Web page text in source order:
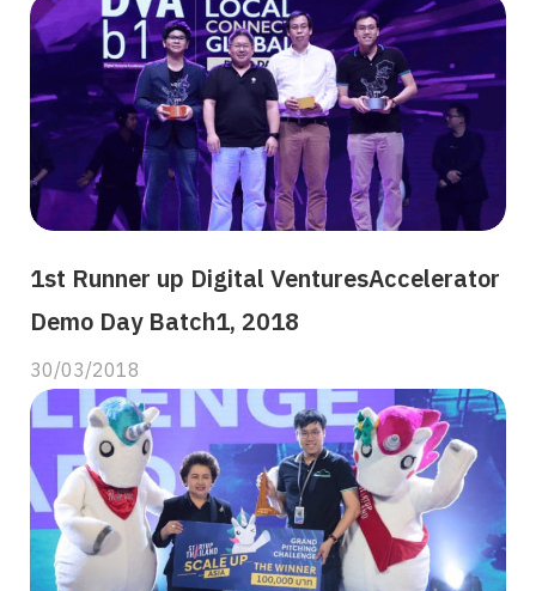
Search
1st Runner up Digital VenturesAccelerator
Demo Day Batch1, 2018
30/03/2018